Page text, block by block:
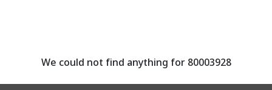
assignment ลงทะเบียน
We could not find anything for 80003928